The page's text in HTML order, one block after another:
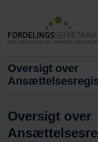
Oversigt over
Oversigt over